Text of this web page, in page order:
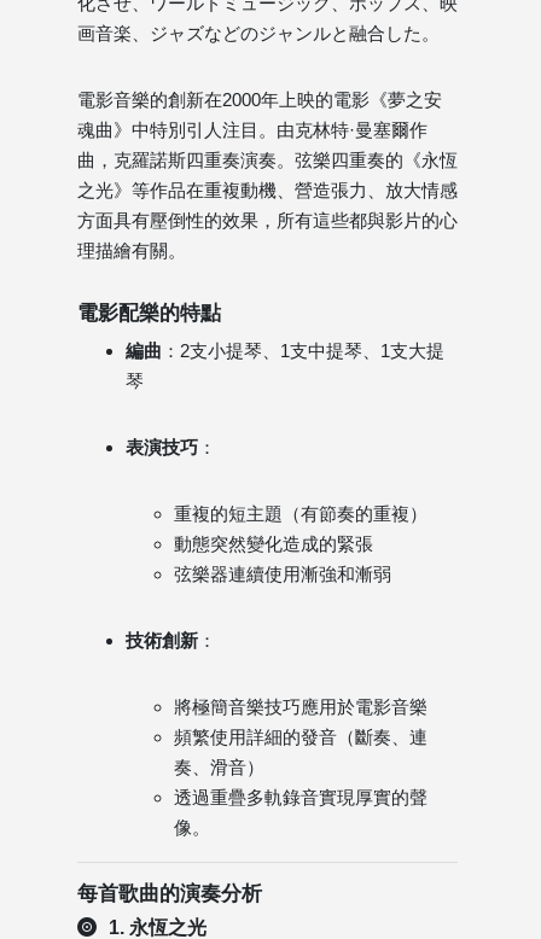
画音楽、ジャズなどのジャンルと融合した。
電影音樂的創新在2000年上映的電影《夢之安
魂曲》中特別引人注目。由克林特·曼塞爾作
曲，克羅諾斯四重奏演奏。弦樂四重奏的《永恆
之光》等作品在重複動機、營造張力、放大情感
方面具有壓倒性的效果，所有這些都與影片的心
理描繪有關。
電影配樂的特點
編曲 ：2支小提琴、1支中提琴、1支大提
琴
表演技巧 ：
重複的短主題（有節奏的重複）
動態突然變化造成的緊張
弦樂器連續使用漸強和漸弱
技術創新 ：
將極簡音樂技巧應用於電影音樂
頻繁使用詳細的發音（斷奏、連
奏、滑音）
透過重疊多軌錄音實現厚實的聲
像。
每首歌曲的演奏分析
1. 永恆之光